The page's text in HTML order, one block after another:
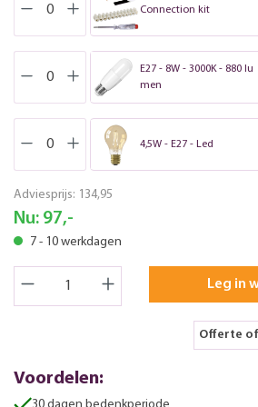
Connection kit
E27 - 8W - 3000K - 880 lu
men
4,5W - E27 - Led
Adviesprijs: 134,95
Nu: 97,-
7 - 10 werkdagen
Leg in
Offerte
Voordelen: